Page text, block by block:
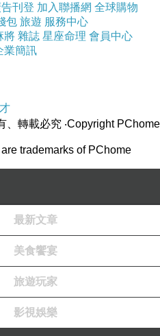
告刊登 加入聯播網 全球購物
包 旅遊 服務中心
將 雜誌 星座命理 會員中心
業簡訊
、轉載必究 ‧Copyright PChome
trademarks of PChome
最新文章
美食饗宴
旅遊玩家
影視娛樂